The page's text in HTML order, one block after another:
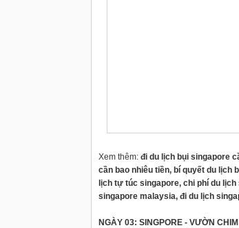
Xem thêm: đi du lịch bụi singapore
cần bao nhiêu tiền, bí quyết du lịch
lịch tự túc singapore, chi phí du
singapore malaysia, đi du lịch
NGÀY 03: SINGPORE - VƯỜN